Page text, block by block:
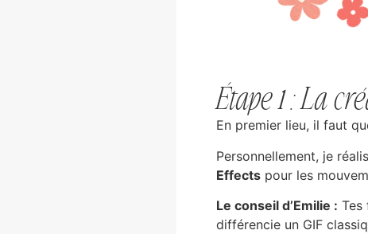
Étape 1 : La
En premier lieu, il faut
Personnellement, je
Effects pour les
Le conseil d’Emilie : Tes
différencie un GIF